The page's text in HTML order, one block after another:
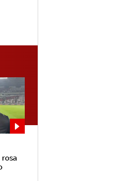
rosa